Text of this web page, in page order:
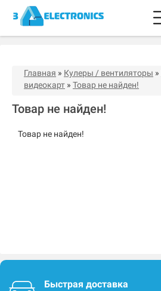
Главная » Кулеры / вентиляторы »
видеокарт » Товар не найден!
Товар не найден!
Товар не найден!
Быстрая доставка